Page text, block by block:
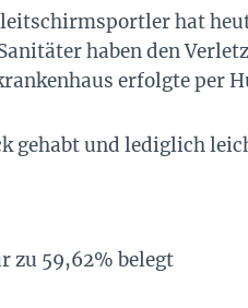
hat
haben den
erfolgte per
gehabt und lediglich
zu 59,62% belegt